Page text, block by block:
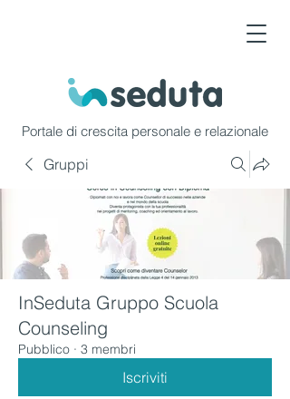
Portale di crescita personale e relazionale
Gruppi
InSeduta Gruppo Scuola
Counseling
Pubblico · 3 membri
Iscriviti